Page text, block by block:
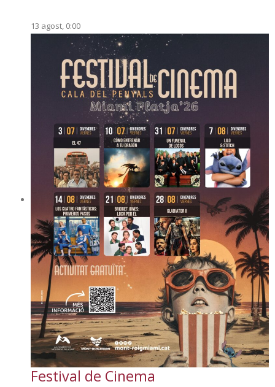
13 agost, 0:00
Festival de Cinema